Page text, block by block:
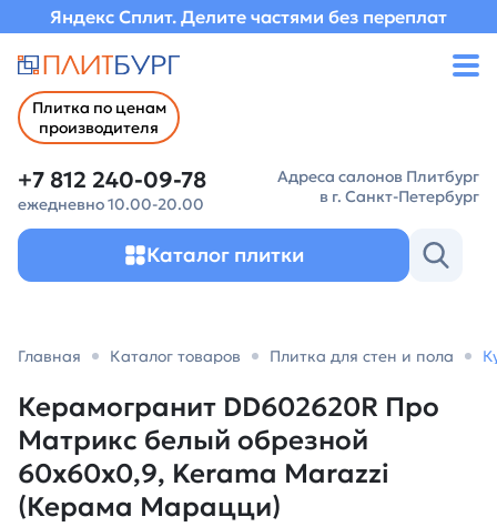
Яндекс Сплит. Делите частями без переплат
Плитка по ценам
производителя
+7 812 240-09-78
ежедневно 10.00-20.00
Адреса салонов Плитбург
в г. Санкт-Петербург
Каталог плитки
Главная Каталог товаров Плитка для стен и пола
Керамогранит DD602620R Про
Матрикс белый обрезной
60x60x0,9, Kerama Marazzi
(Керама Марацци)